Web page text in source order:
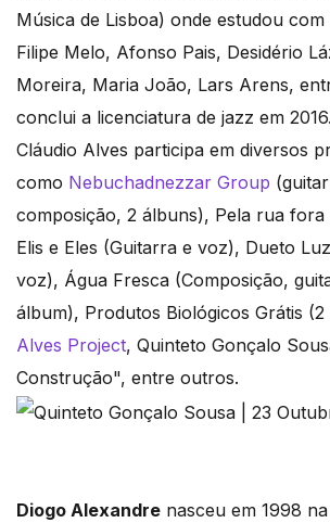
Música de Lisboa) onde estudou
Filipe Melo, Afonso Pais, Desidério
Moreira, Maria João, Lars Arens,
conclui a licenciatura de jazz em 2016.
Cláudio Alves participa em diversos
como Nebuchadnezzar Group
composição, 2 álbuns), Pela rua
Elis e Eles (Guitarra e voz), Dueto
voz), Água Fresca (Composição,
álbum), Produtos Biológicos Grátis (2
Alves Project, Quinteto Gonçalo
Construção", entre outros.
Diogo Alexandre nasceu em 1998